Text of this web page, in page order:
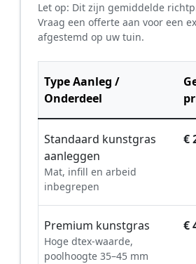
Let op: Dit zijn gemiddelde
Vraag een offerte aan voor een
afgestemd op uw tuin.
Type Aanleg /
Onderdeel
Standaard kunstgras
aanleggen
Mat, infill en arbeid
inbegrepen
€
Premium kunstgras
Hoge dtex-waarde,
poolhoogte 35–45 mm
€